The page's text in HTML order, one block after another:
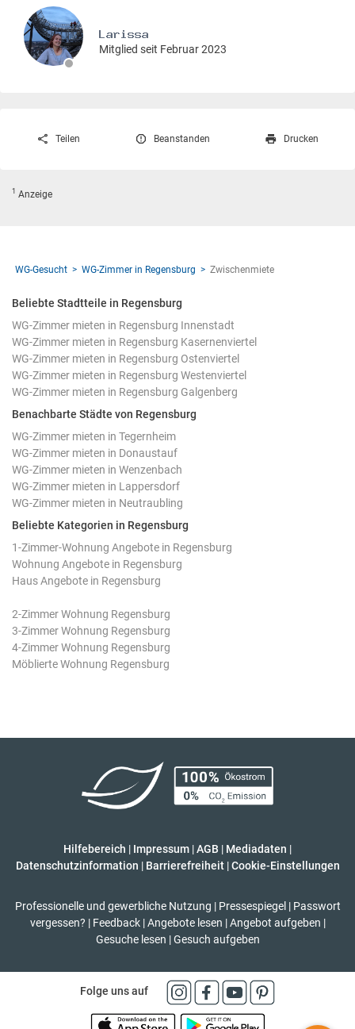
Mitglied seit Februar 2023
Teilen Beanstanden Drucken
1 Anzeige
WG-Gesucht WG-Zimmer in Regensburg Zwischenmiete
Beliebte Stadtteile in Regensburg
WG-Zimmer mieten in Regensburg Innenstadt
WG-Zimmer mieten in Regensburg Kasernenviertel
WG-Zimmer mieten in Regensburg Ostenviertel
WG-Zimmer mieten in Regensburg Westenviertel
WG-Zimmer mieten in Regensburg Galgenberg
Benachbarte Städte von Regensburg
WG-Zimmer mieten in Tegernheim
WG-Zimmer mieten in Donaustauf
WG-Zimmer mieten in Wenzenbach
WG-Zimmer mieten in Lappersdorf
WG-Zimmer mieten in Neutraubling
Beliebte Kategorien in Regensburg
1-Zimmer-Wohnung Angebote in Regensburg
Wohnung Angebote in Regensburg
Haus Angebote in Regensburg
2-Zimmer Wohnung Regensburg
3-Zimmer Wohnung Regensburg
4-Zimmer Wohnung Regensburg
Möblierte Wohnung Regensburg
Hilfebereich | Impressum |AGB | Mediadaten |
Datenschutzinformation | Barrierefreiheit | Cookie-Einstellungen
Professionelle und gewerbliche Nutzung | Pressespiegel | Passwort
vergessen? | Feedback | Angebote lesen | Angebot aufgeben |
Gesuche lesen | Gesuch aufgeben
Folge uns auf